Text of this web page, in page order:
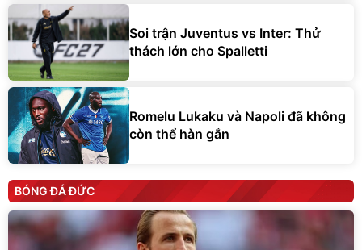
Soi trận Juventus vs Inter: Thử
thách lớn cho Spalletti
Romelu Lukaku và Napoli đã không
còn thể hàn gắn
BÓNG ĐÁ ĐỨC